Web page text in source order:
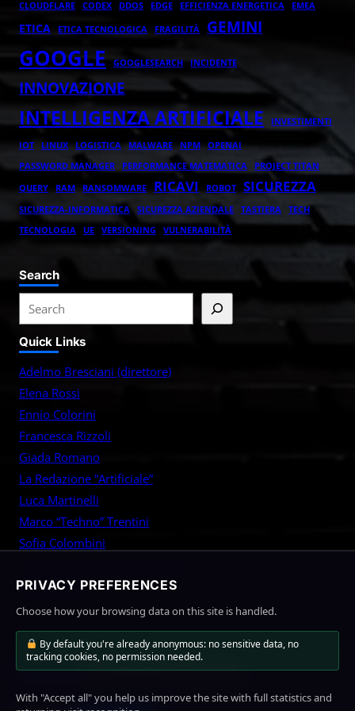
CLOUDFLARE CODEX DDOS EDGE EFFICIENZA ENERGETICA EMEA
ETICA ETICA TECNOLOGICA FRAGILITÀ GEMINI
GOOGLE GOOGLESEARCH INCIDENTE
INNOVAZIONE
INTELLIGENZA ARTIFICIALE INVESTIMENTI
IOT LINUX LOGISTICA MALWARE NPM
OPENAI
PASSWORD MANAGER
PERFORMANCE MATEMATICA
PROJECT TITAN
QUERY
RAM RANSOMWARE RICAVI ROBOT SICUREZZA
SICUREZZA-INFORMATICA SICUREZZA AZIENDALE TASTIERA
TECH
TECNOLOGIA
UE VERSIONING VULNERABILITÀ
Search
e
a
r
Quick Links
Adelmo Bresciani (direttore)
Elena Rossi
Ennio Colorini
Francesca Rìzzoli
Giada Romano
La Redazione “Artificiale”
Luca Martinelli
Marco “Techno” Trentini
Sofia Colombini
Vittorio Sarti
MioLinkHomeNewsAbout UsContact
PRIVACY PREFERENCES
Choose how your browsing data on this site is handled.
By default you're already anonymous: no sensitive data, no
tracking cookies, no permission needed.
With "Accept all" you help us improve the site with full statistics and